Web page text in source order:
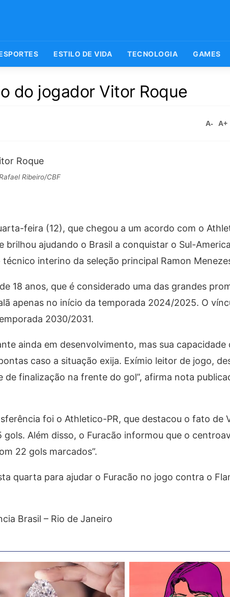
ESTILO DE VIDA TECNOLOGIA GAMES
do jogador Vitor Roque
A- A+
Ribeiro/CBF
feira (12), que chegou a um acordo com o
ajudando o Brasil a conquistar o Sul-
interino da seleção principal Ramon
18 anos, que é considerado uma das grandes
apenas no início da temporada 2024/2025. O
2030/2031.
ainda em desenvolvimento, mas sua capacidade
caso a situação exija. Exímio leitor de jogo,
finalização na frente do gol”, afirma nota
foi o Athletico-PR, que destacou o fato de
Além disso, o Furacão informou que o
22 gols marcados”.
quarta para ajudar o Furacão no jogo contra o
Brasil – Rio de Janeiro